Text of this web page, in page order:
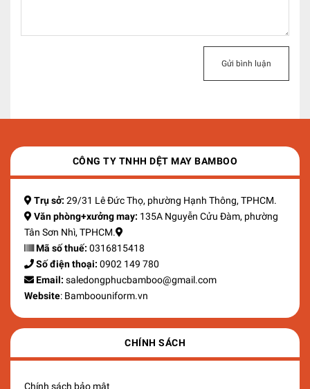
Gửi bình luận
CÔNG TY TNHH DỆT MAY BAMBOO
Trụ sở: 29/31 Lê Đức Thọ, phường Hạnh Thông, TPHCM.
Văn phòng+xưởng may: 135A Nguyễn Cửu Đàm, phường
Tân Sơn Nhì, TPHCM.
Mã số thuế: 0316815418
Số điện thoại: 0902 149 780
Email: saledongphucbamboo@gmail.com
Website: Bamboouniform.vn
CHÍNH SÁCH
Chính sách bảo mật